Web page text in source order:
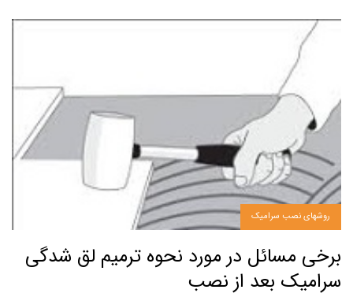
روشهای نصب سرامیک
برخی مسائل در مورد نحوه ترمیم لق شدگی
سرامیک بعد از نصب